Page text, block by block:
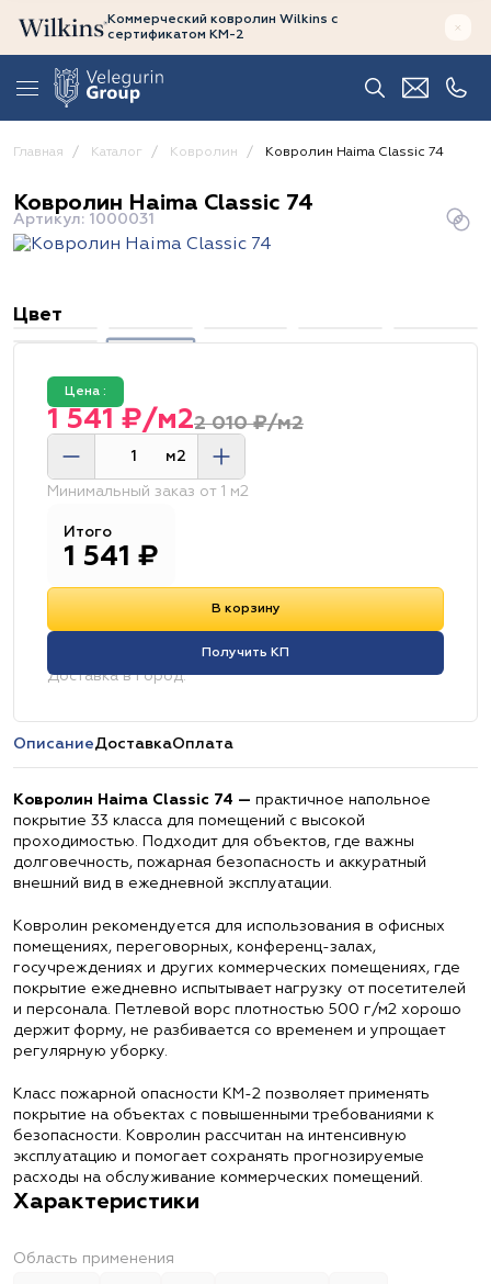
Коммерческий ковролин Wilkins с
сертификатом КМ-2
Главная Каталог Ковролин Ковролин Haima Classic 74
Ковролин Haima Classic 74
Артикул: 1000031
Цвет
Цена :
2 010 ₽/м2
1 541 ₽/м2
м2
Минимальный заказ от 1 м2
Итого
1 541 ₽
В корзину
Получить КП
Доставка в город:
ОписаниеДоставкаОплата
Ковролин Haima Classic 74 — практичное напольное
покрытие 33 класса для помещений с высокой
проходимостью. Подходит для объектов, где важны
долговечность, пожарная безопасность и аккуратный
внешний вид в ежедневной эксплуатации.
Ковролин рекомендуется для использования в офисных
помещениях, переговорных, конференц-залах,
госучреждениях и других коммерческих помещениях, где
покрытие ежедневно испытывает нагрузку от посетителей
и персонала. Петлевой ворс плотностью 500 г/м2 хорошо
держит форму, не разбивается со временем и упрощает
регулярную уборку.
Класс пожарной опасности КМ-2 позволяет применять
покрытие на объектах с повышенными требованиями к
безопасности. Ковролин рассчитан на интенсивную
эксплуатацию и помогает сохранять прогнозируемые
расходы на обслуживание коммерческих помещений.
Характеристики
Область применения